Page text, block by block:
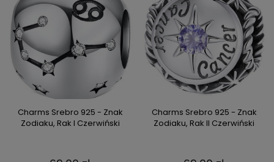
Charms Srebro 925 - Znak
Zodiaku, Rak I Czerwiński
Charms Srebro 925 - Znak
Zodiaku, Rak II Czerwiński